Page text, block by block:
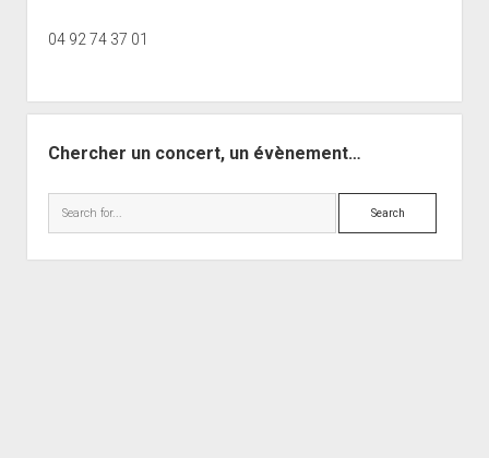
04 92 74 37 01
Chercher un concert, un évènement…
Search